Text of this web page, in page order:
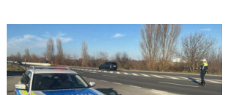
URMĂRIRE
ca
în
filme
la
Mangalia:
șofer